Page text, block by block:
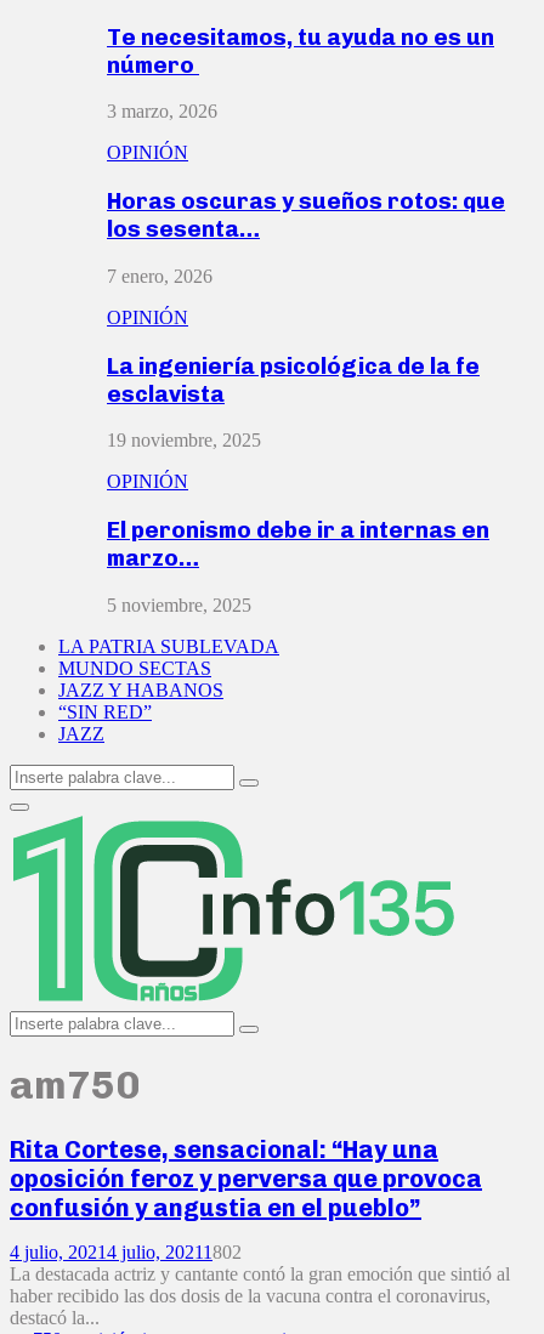
Te necesitamos, tu ayuda no es un
número
3 marzo, 2026
OPINIÓN
Horas oscuras y sueños rotos: que
los sesenta…
7 enero, 2026
OPINIÓN
La ingeniería psicológica de la fe
esclavista
19 noviembre, 2025
OPINIÓN
El peronismo debe ir a internas en
marzo…
5 noviembre, 2025
LA PATRIA SUBLEVADA
MUNDO SECTAS
JAZZ Y HABANOS
“SIN RED”
JAZZ
Search
for:
Search
Primary
Menu
Search
for:
Search
am750
Rita Cortese, sensacional: “Hay una
oposición feroz y perversa que provoca
confusión y angustia en el pueblo”
4 julio, 20214 julio, 20211802
La destacada actriz y cantante contó la gran emoción que sintió al
haber recibido las dos dosis de la vacuna contra el coronavirus,
destacó la...